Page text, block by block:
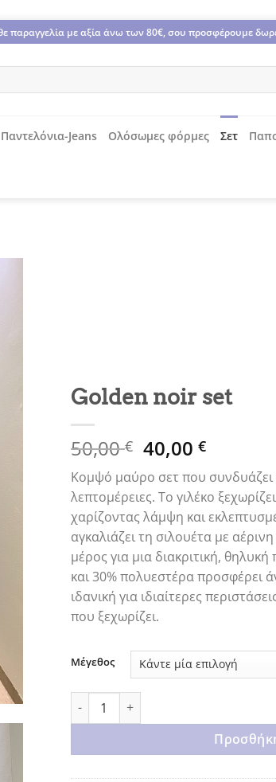
παραγγελία με αξία άνω των 80€, σου προσφέρουμε
Παντελόνια-Jeans Ολόσωμες φόρμες Σετ
Golden noir set
50,00€ Original
price
was:
50,00 €.
40,00€Η
τιμή
είναι:
40,00
Κομψό μαύρο σετ που συνδυάζει
λεπτομέρειες. Το γιλέκο
χαρίζοντας λάμψη και
αγκαλιάζει τη σιλουέτα με
μέρος για μια διακριτική,
και 30% πολυεστέρα προσφέρει
ιδανική για ιδιαίτερες
που ξεχωρίζει.
Μέγεθος
Golden noir set ποσότητα